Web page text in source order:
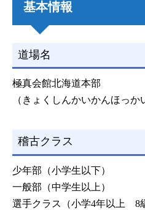
基本情報
道場名
極真会館北海道本部
（きょくしんかいかんほっか
稽古クラス
少年部（小学生以下）
一般部（中学生以上）
選手クラス（小学4年以上 8